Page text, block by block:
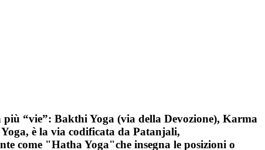
“vie”: Bakthi Yoga (via della Devozione), Karma
è la via codificata da Patanjali,
come "Hatha Yoga"che insegna le posizioni o